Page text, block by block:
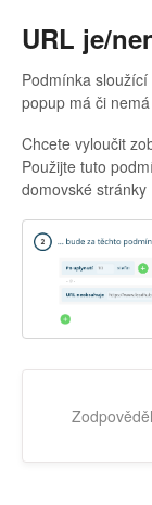
URL je/
Podmínka
popup má či
Chcete vyloučit
Použijte tuto
domovské